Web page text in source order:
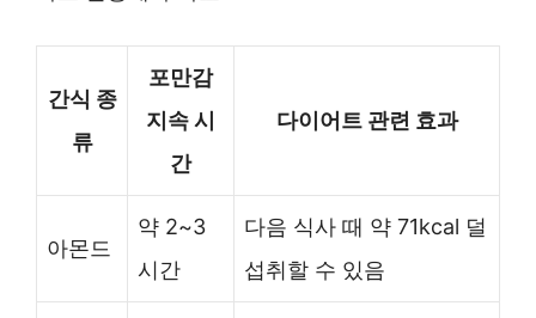
간식 종
류
포만감
지속 시
간
다이어트 관련 효과
아몬드
약 2~3
시간
다음 식사 때 약 71kcal 덜
섭취할 수 있음